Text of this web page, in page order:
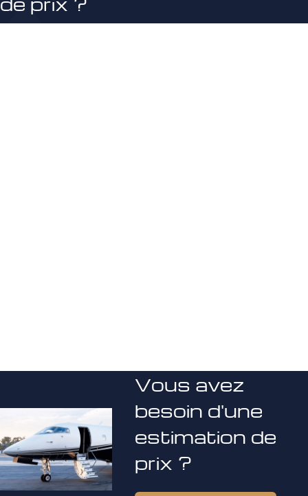
Vous avez
besoin d'une
estimation de
prix ?